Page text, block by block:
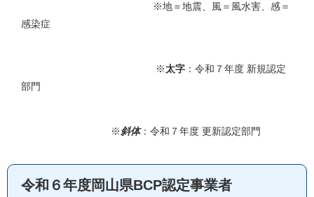
※地＝地震、風＝風水害、感＝
感染症
※太字 ：令和７年度 新規認定
部門
※斜体：令和７年度 更新認定部門
令和６年度岡山県BCP認定事業者